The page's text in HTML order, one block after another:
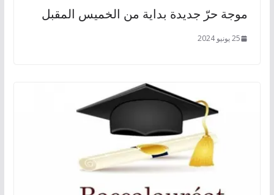
موجة حرّ جديدة بداية من الخميس المقبل
25 يونيو 2024